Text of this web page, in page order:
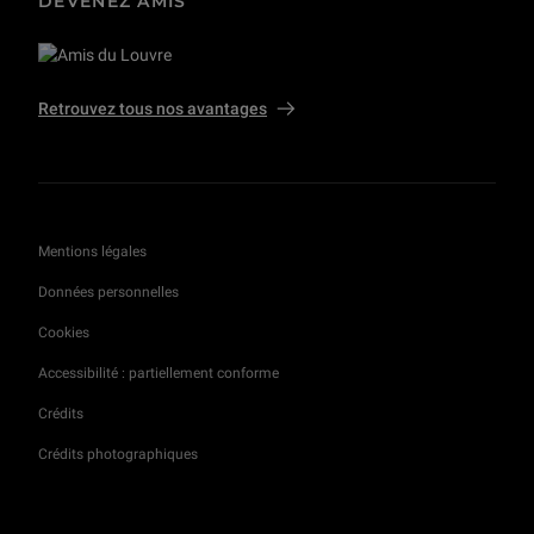
Retrouvez tous nos avantages
Mentions légales
Données personnelles
Cookies
Accessibilité : partiellement conforme
Crédits
Crédits photographiques